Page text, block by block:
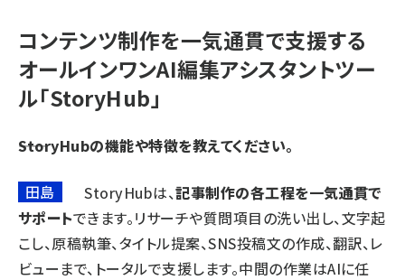
コンテンツ制作を一気通貫で支援する
オールインワンAI編集アシスタントツー
ル「StoryHub」
――StoryHubの機能や特徴を教えてください。
田島 StoryHubは、記事制作の各工程を一気通貫で
サポートできます。リサーチや質問項目の洗い出し、文字起
こし、原稿執筆、タイトル提案、SNS投稿文の作成、翻訳、レ
ビューまで、トータルで支援します。中間の作業はAIに任